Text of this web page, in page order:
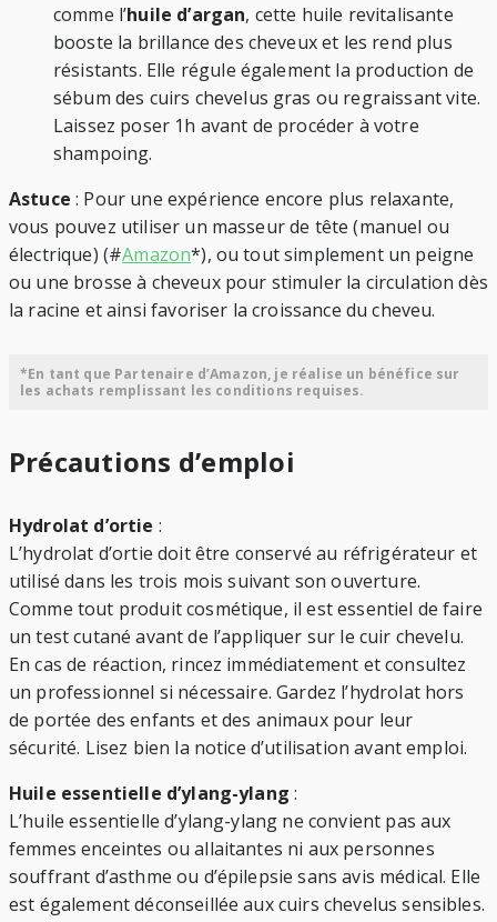
comme l’huile d’argan, cette huile revitalisante
booste la brillance des cheveux et les rend plus
résistants. Elle régule également la production de
sébum des cuirs chevelus gras ou regraissant vite.
Laissez poser 1h avant de procéder à votre
shampoing.
Astuce : Pour une expérience encore plus relaxante,
vous pouvez utiliser un masseur de tête (manuel ou
électrique) (#Amazon*), ou tout simplement un peigne
ou une brosse à cheveux pour stimuler la circulation dès
la racine et ainsi favoriser la croissance du cheveu.
*En tant que Partenaire d’Amazon, je réalise un bénéfice sur
les achats remplissant les conditions requises.
Précautions d’emploi
Hydrolat d’ortie :
L’hydrolat d’ortie doit être conservé au réfrigérateur et
utilisé dans les trois mois suivant son ouverture.
Comme tout produit cosmétique, il est essentiel de faire
un test cutané avant de l’appliquer sur le cuir chevelu.
En cas de réaction, rincez immédiatement et consultez
un professionnel si nécessaire. Gardez l’hydrolat hors
de portée des enfants et des animaux pour leur
sécurité. Lisez bien la notice d’utilisation avant emploi.
Huile essentielle d’ylang-ylang :
L’huile essentielle d’ylang-ylang ne convient pas aux
femmes enceintes ou allaitantes ni aux personnes
souffrant d’asthme ou d’épilepsie sans avis médical. Elle
est également déconseillée aux cuirs chevelus sensibles.